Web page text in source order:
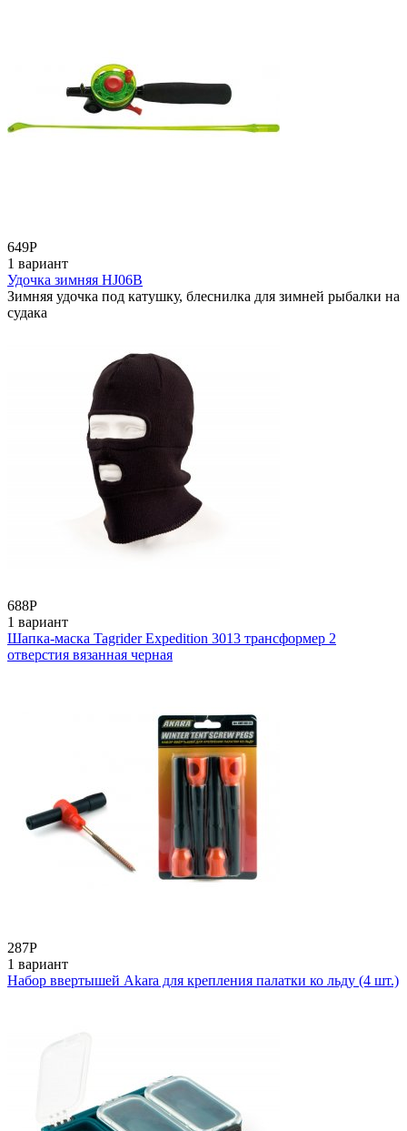
649Р
1 вариант
Удочка зимняя HJ06B
Зимняя удочка под катушку, блеснилка для зимней рыбалки на
судака
688Р
1 вариант
Шапка-маска Tagrider Expedition 3013 трансформер 2
отверстия вязанная черная
287Р
1 вариант
Набор ввертышей Akara для крепления палатки ко льду (4 шт.)